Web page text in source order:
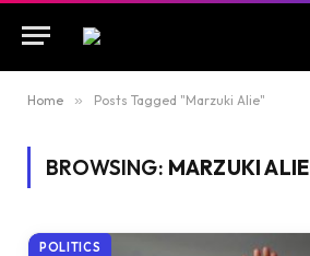
Home » Posts Tagged "Marzuki Alie"
BROWSING: MARZUKI ALIE
POLITICS